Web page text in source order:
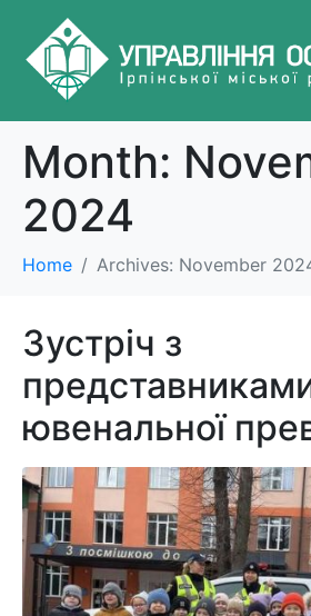
Month:
2024
Home Archives: November
Зустріч з
ювенальної